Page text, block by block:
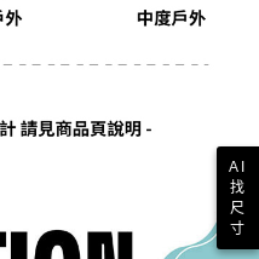
AI
找
尺
寸